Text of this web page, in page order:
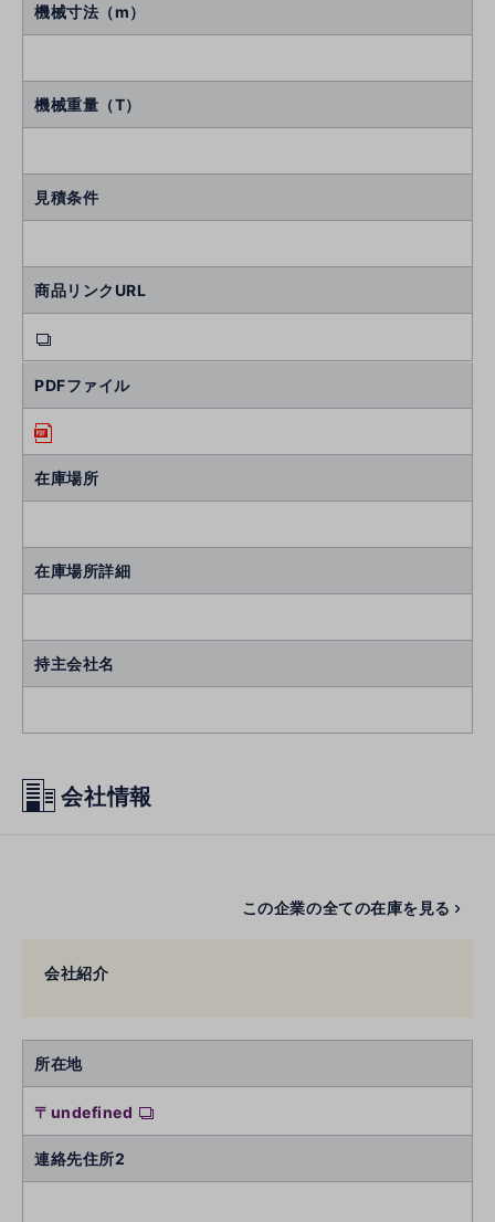
機械寸法（m）
機械重量（T）
見積条件
商品リンクURL
PDFファイル
在庫場所
在庫場所詳細
持主会社名
会社情報
この企業の全ての在庫を見る
会社紹介
所在地
〒undefined
連絡先住所2